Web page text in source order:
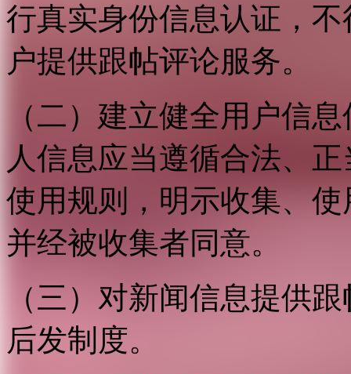
行真实身份信息认证，
户提供跟帖评论服务。
（二）建立健全用户信
人信息应当遵循合法、
使用规则，明示收集、
并经被收集者同意。
（三）对新闻信息提供
后发制度。